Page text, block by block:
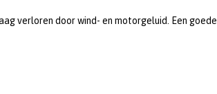
verloren door wind- en motorgeluid. Een goede